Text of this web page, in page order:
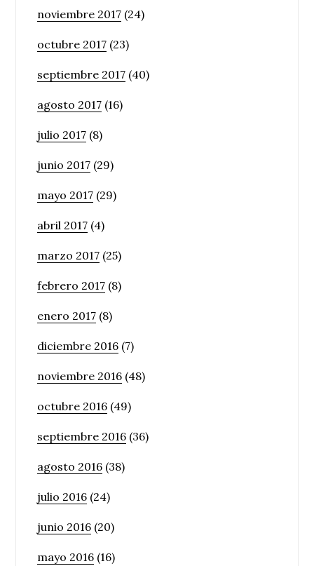
noviembre 2017 (24)
octubre 2017 (23)
septiembre 2017 (40)
agosto 2017 (16)
julio 2017 (8)
junio 2017 (29)
mayo 2017 (29)
abril 2017 (4)
marzo 2017 (25)
febrero 2017 (8)
enero 2017 (8)
diciembre 2016 (7)
noviembre 2016 (48)
octubre 2016 (49)
septiembre 2016 (36)
agosto 2016 (38)
julio 2016 (24)
junio 2016 (20)
mayo 2016 (16)